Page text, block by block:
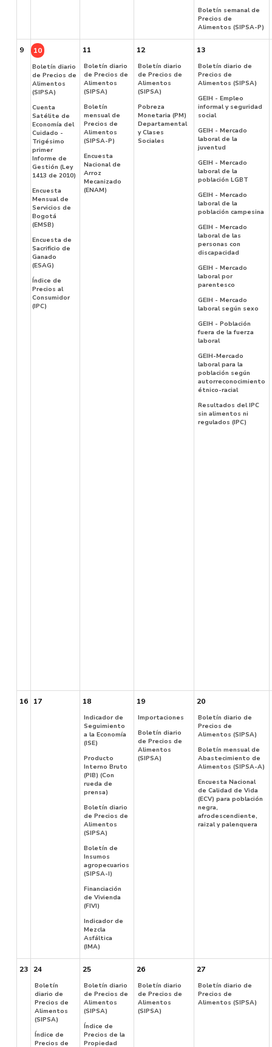
Boletín semanal de
Precios de
Alimentos (SIPSA-P)
9 10
Boletín diario
de Precios de
Alimentos
(SIPSA)
Cuenta
Satélite de
Economía del
Cuidado -
Trigésimo
primer
Informe de
Gestión (Ley
1413 de 2010)
Encuesta
Mensual de
Servicios de
Bogotá
(EMSB)
Encuesta de
Sacrificio de
Ganado
(ESAG)
Índice de
Precios al
Consumidor
(IPC)
11
Boletín diario
de Precios de
Alimentos
(SIPSA)
Boletín
mensual de
Precios de
Alimentos
(SIPSA-P)
Encuesta
Nacional de
Arroz
Mecanizado
(ENAM)
12
Boletín diario
de Precios de
Alimentos
(SIPSA)
Pobreza
Monetaria (PM)
Departamental
y Clases
Sociales
13
Boletín diario de
Precios de
Alimentos (SIPSA)
GEIH - Empleo
informal y seguridad
social
GEIH - Mercado
laboral de la
juventud
GEIH - Mercado
laboral de la
población LGBT
GEIH - Mercado
laboral de la
población campesina
GEIH - Mercado
laboral de las
personas con
discapacidad
GEIH - Mercado
laboral por
parentesco
GEIH - Mercado
laboral según sexo
GEIH - Población
fuera de la fuerza
laboral
GEIH-Mercado
laboral para la
población según
autorreconocimiento
étnico-racial
Resultados del IPC
sin alimentos ni
regulados (IPC)
16 17 18
Indicador de
Seguimiento
a la Economía
(ISE)
Producto
Interno Bruto
(PIB) (Con
rueda de
prensa)
Boletín diario
de Precios de
Alimentos
(SIPSA)
Boletín de
Insumos
agropecuarios
(SIPSA-I)
Financiación
de Vivienda
(FIVI)
Indicador de
Mezcla
Asfáltica
(IMA)
19
Importaciones
Boletín diario
de Precios de
Alimentos
(SIPSA)
20
Boletín diario de
Precios de
Alimentos (SIPSA)
Boletín mensual de
Abastecimiento de
Alimentos (SIPSA-A)
Encuesta Nacional
de Calidad de Vida
(ECV) para población
negra,
afrodescendiente,
raizal y palenquera
23 24
Boletín
diario de
Precios de
Alimentos
(SIPSA)
Índice de
Precios de
25
Boletín diario
de Precios de
Alimentos
(SIPSA)
Índice de
Precios de la
Propiedad
26
Boletín diario
de Precios de
Alimentos
(SIPSA)
27
Boletín diario de
Precios de
Alimentos (SIPSA)